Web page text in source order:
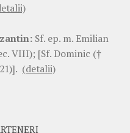
Sf. ep. m. Emilian
VIII); [Sf. Dominic (†
(detalii)